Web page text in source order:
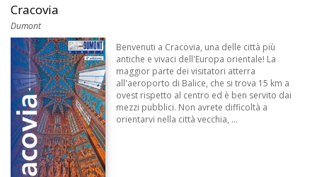
Cracovia
Dumont
Benvenuti a Cracovia, una delle città più
antiche e vivaci dell'Europa orientale! La
maggior parte dei visitatori atterra
all'aeroporto di Balice, che si trova 15 km a
ovest rispetto al centro ed è ben servito dai
mezzi pubblici. Non avrete difficoltà a
orientarvi nella città vecchia, ...